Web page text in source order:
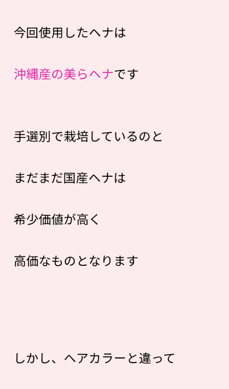
今回使用したヘナは
沖縄産の美らヘナです
手選別で栽培しているのと
まだまだ国産ヘナは
希少価値が高く
高価なものとなります
しかし、ヘアカラーと違って